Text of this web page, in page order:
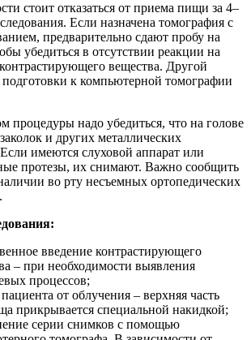
стоит отказаться от приема пищи за 4–
Если назначена томография с
предварительно сдают пробу на
убедиться в отсутствии реакции на
вещества. Другой
к компьютерной томографии
процедуры надо убедиться, что на голове
и других металлических
Если имеются слуховой аппарат или
протезы, их снимают. Важно сообщить
во рту несъемных ортопедических
введение контрастирующего
– при необходимости выявления
процессов;
от облучения – верхняя часть
прикрывается специальной накидкой;
серии снимков с помощью